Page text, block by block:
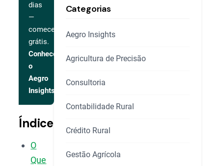
dias
—
comece
grátis.
Conhecer
o
Aegro
Insights
Índice
O
Que
Categorias
Aegro Insights
Agricultura de Precisão
Consultoria
Contabilidade Rural
Crédito Rural
Gestão Agrícola